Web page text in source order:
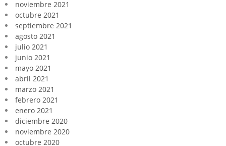
noviembre 2021
octubre 2021
septiembre 2021
agosto 2021
julio 2021
junio 2021
mayo 2021
abril 2021
marzo 2021
febrero 2021
enero 2021
diciembre 2020
noviembre 2020
octubre 2020